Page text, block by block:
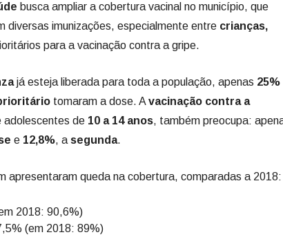
busca ampliar a cobertura vacinal no município, que
diversas imunizações, especialmente entre crianças,
para a vacinação contra a gripe.
já esteja liberada para toda a população, apenas 25%
tomaram a dose. A vacinação contra a
adolescentes de 10 a 14 anos, também preocupa:
e 12,8%, a segunda.
apresentaram queda na cobertura, comparadas a 2018:
2018: 90,6%)
(em 2018: 89%)